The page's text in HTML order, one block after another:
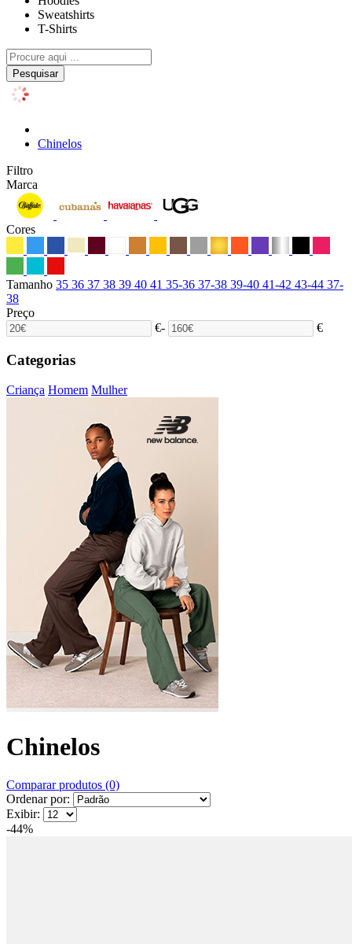
Sweatshirts
T-Shirts
Pesquisar
Chinelos
Filtro
Marca
Cores
Tamanho 35 36 37 38 39 40 41 35-36 37-38 39-40 41-42 43-44 37-
38
Preço
€- €
Categorias
Criança Homem Mulher
Chinelos
Comparar produtos (0)
Ordenar por:
Exibir:
-44%